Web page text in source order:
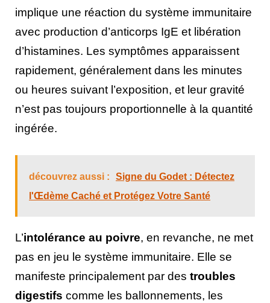
implique une réaction du système immunitaire
avec production d’anticorps IgE et libération
d’histamines. Les symptômes apparaissent
rapidement, généralement dans les minutes
ou heures suivant l’exposition, et leur gravité
n’est pas toujours proportionnelle à la quantité
ingérée.
découvrez aussi :
Signe du Godet : Détectez
l'Œdème Caché et Protégez Votre Santé
L’intolérance au poivre, en revanche, ne met
pas en jeu le système immunitaire. Elle se
manifeste principalement par des troubles
digestifs comme les ballonnements, les